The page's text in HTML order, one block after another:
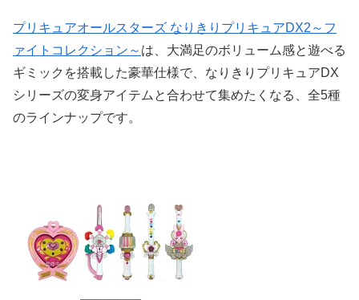
プリキュアオールスターズ なりきりプリキュアDX2～フ
ァイトコレクション～ は、大満足のボリューム感と遊べる
ギミックを搭載した豪華仕様で、なりきりプリキュアDX
シリーズの変身アイテムと合わせて集めたくなる、全5種
のラインナップです。